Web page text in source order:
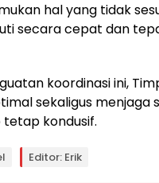
hal yang tidak
secara cepat dan
koordinasi ini,
sekaligus
tetap kondusif.
Editor: Erik